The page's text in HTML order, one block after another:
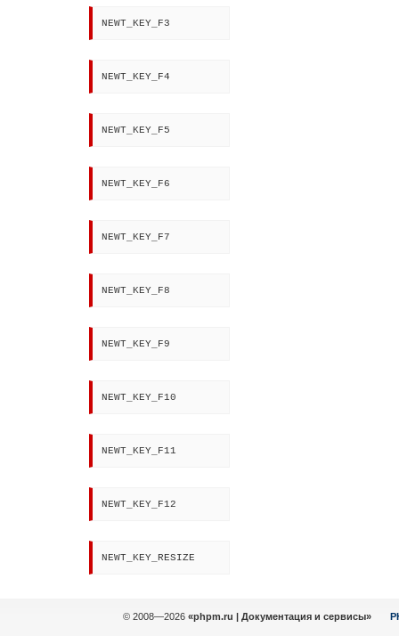
NEWT_KEY_F3
NEWT_KEY_F4
NEWT_KEY_F5
NEWT_KEY_F6
NEWT_KEY_F7
NEWT_KEY_F8
NEWT_KEY_F9
NEWT_KEY_F10
NEWT_KEY_F11
NEWT_KEY_F12
NEWT_KEY_RESIZE
© 2008—2026 «phpm.ru | Документация и сервисы»